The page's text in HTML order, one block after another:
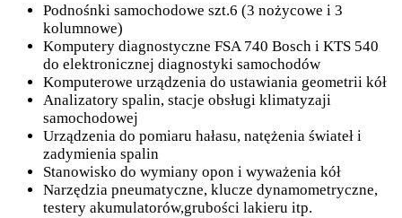
Podnośnki samochodowe szt.6 (3 nożycowe i 3
kolumnowe)
Komputery diagnostyczne FSA 740 Bosch i KTS 540
do elektronicznej diagnostyki samochodów
Komputerowe urządzenia do ustawiania geometrii kół
Analizatory spalin, stacje obsługi klimatyzaji
samochodowej
Urządzenia do pomiaru hałasu, natężenia świateł i
zadymienia spalin
Stanowisko do wymiany opon i wyważenia kół
Narzędzia pneumatyczne, klucze dynamometryczne,
testery akumulatorów,grubości lakieru itp.